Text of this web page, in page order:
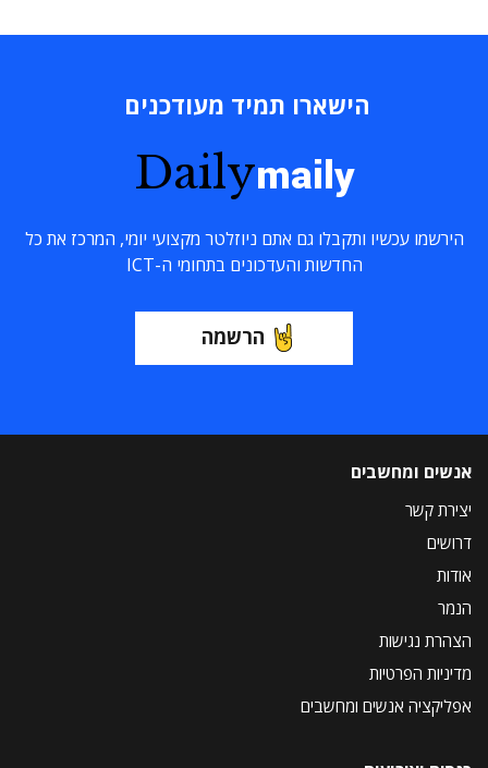
הישארו תמיד מעודכנים
Dailymaily
הירשמו עכשיו ותקבלו גם אתם ניוזלטר מקצועי יומי, המרכז את כל
החדשות והעדכונים בתחומי ה-ICT
הרשמה
אנשים ומחשבים
יצירת קשר
דרושים
אודות
הנמר
הצהרת נגישות
מדיניות הפרטיות
אפליקציה אנשים ומחשבים